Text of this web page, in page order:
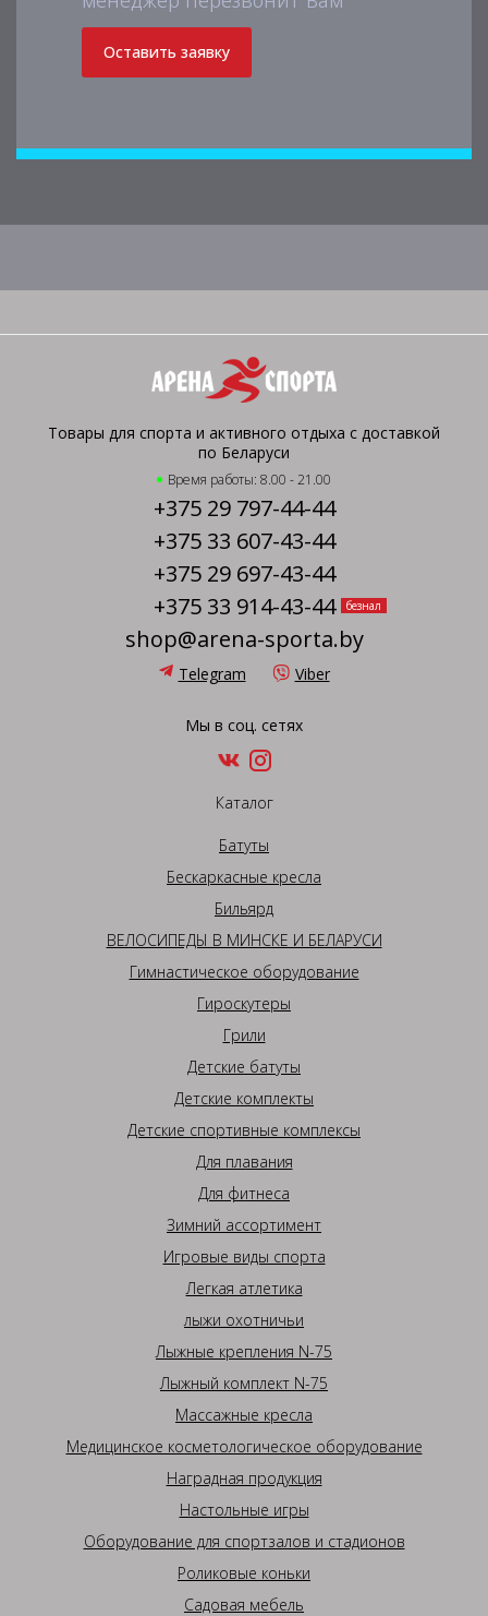
Оставить заявку
Товары для спорта и активного отдыха с доставкой
по Беларуси
Время работы: 8.00 - 21.00
+375 29 797-44-44
+375 33 607-43-44
+375 29 697-43-44
+375 33 914-43-44
безнал
shop@arena-sporta.by
Telegram Viber
Мы в соц. сетях
Каталог
Батуты
Бескаркасные кресла
Бильярд
ВЕЛОСИПЕДЫ В МИНСКЕ И БЕЛАРУСИ
Гимнастическое оборудование
Гироскутеры
Грили
Детские батуты
Детские комплекты
Детские спортивные комплексы
Для плавания
Для фитнеса
Зимний ассортимент
Игровые виды спорта
Легкая атлетика
лыжи охотничьи
Лыжные крепления N-75
Лыжный комплект N-75
Массажные кресла
Медицинское косметологическое оборудование
Наградная продукция
Настольные игры
Оборудование для спортзалов и стадионов
Роликовые коньки
Садовая мебель